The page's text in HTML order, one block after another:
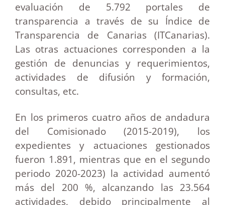
evaluación de 5.792 portales de
transparencia a través de su Índice de
Transparencia de Canarias (ITCanarias).
Las otras actuaciones corresponden a la
gestión de denuncias y requerimientos,
actividades de difusión y formación,
consultas, etc.
En los primeros cuatro años de andadura
del Comisionado (2015-2019), los
expedientes y actuaciones gestionados
fueron 1.891, mientras que en el segundo
periodo 2020-2023) la actividad aumentó
más del 200 %, alcanzando las 23.564
actividades, debido principalmente al